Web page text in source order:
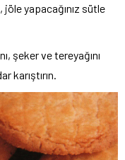
jöle yapacağınız sütle
şeker ve tereyağını
karıştırın.